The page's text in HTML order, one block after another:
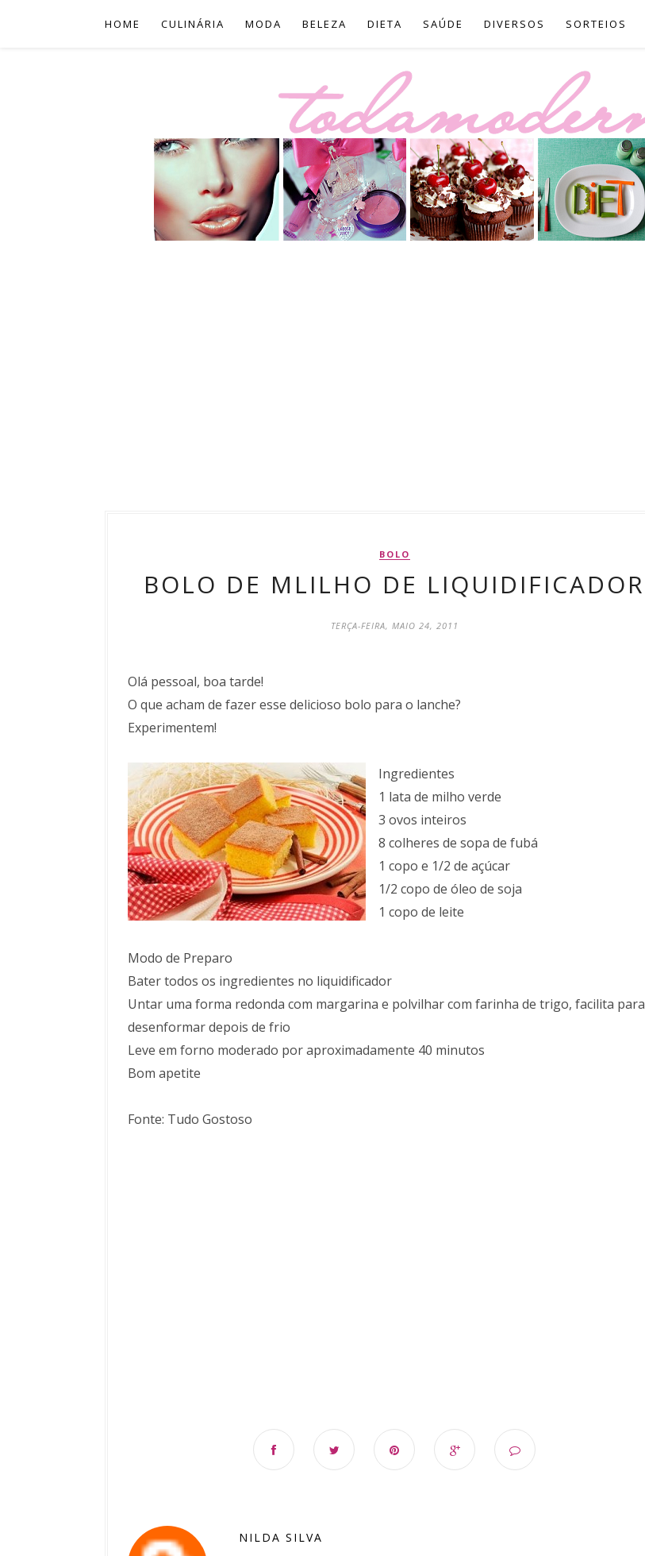
HOME CULINÁRIA MODA BELEZA DIETA SAÚDE DIVERSOS SORTEIOS
BOLO
BOLO DE MLILHO DE LIQUIDIFICADOR
TERÇA-FEIRA, MAIO 24, 2011
Olá pessoal, boa tarde!
O que acham de fazer esse delicioso bolo para o lanche?
Experimentem!
Ingredientes
1 lata de milho verde
3 ovos inteiros
8 colheres de sopa de fubá
1 copo e 1/2 de açúcar
1/2 copo de óleo de soja
1 copo de leite
Modo de Preparo
Bater todos os ingredientes no liquidificador
Untar uma forma redonda com margarina e polvilhar com farinha de trigo, facilita para
desenformar depois de frio
Leve em forno moderado por aproximadamente 40 minutos
Bom apetite
Fonte: Tudo Gostoso
NILDA SILVA